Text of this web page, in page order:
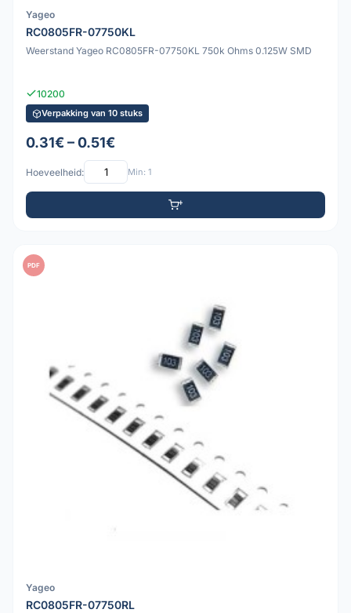
Yageo
RC0805FR-07750KL
Weerstand Yageo RC0805FR-07750KL 750k Ohms 0.125W SMD
10200
Verpakking van 10 stuks
0.31€ – 0.51€
Hoeveelheid: Min: 1
PDF
Yageo
RC0805FR-07750RL